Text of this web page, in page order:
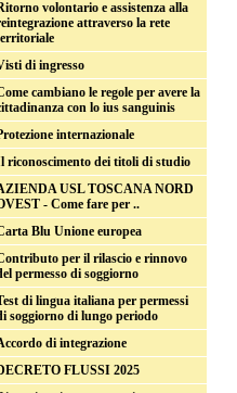
volontario e assistenza alla
attraverso la rete
di ingresso
cambiano le regole per avere la
con lo ius sanguinis
internazionale
riconoscimento dei titoli di studio
USL TOSCANA NORD
- Come fare per ..
Blu Unione europea
per il rilascio e rinnovo
permesso di soggiorno
di lingua italiana per permessi
soggiorno di lungo periodo
di integrazione
FLUSSI 2025